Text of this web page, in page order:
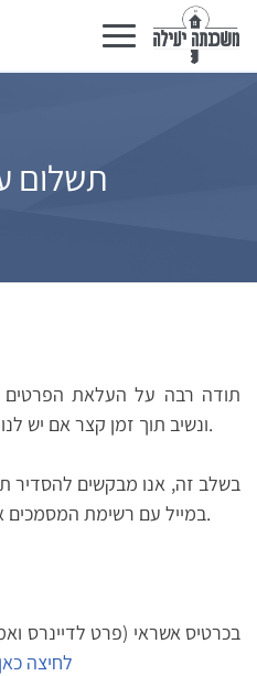
Basculer
la
navigation
תשלום
תודה רבה על העלאת הפרטים
ונשיב תוך זמן קצר אם יש לנו את הכל או שנדרשות השלמות.
בשלב זה, אנו מבקשים להסדיר
במייל עם רשימת המסמכים או כפי שנאמר לכם על ידי רימון.
בכרטיס אשראי (פרט לדיינרס
לחיצה